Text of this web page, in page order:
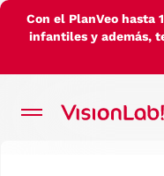
Con el PlanVeo hasta
infantiles y además,